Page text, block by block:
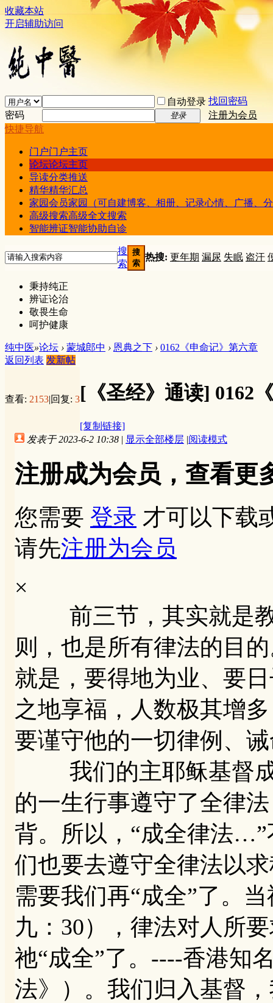
收藏本站
开启辅助访问
自动登录 找回密码
密码
登录
注册为会员
快捷导航
门户门户主页
论坛论坛主页
导读分类推送
精华精华汇总
家园会员家园（可自建博客、相册、记录心情、广播、
高级搜索高级全文搜索
智能辨证智能协助自诊
搜
索
搜
索
热搜: 更年期 漏尿 失眠 盗汗
秉持纯正
辨证论治
敬畏生命
呵护健康
纯中医»论坛 › 蒙城郎中 › 恩典之下 › 0162《申命记》第六章
返回列表 发新帖
查看: 2153|回复: 3[《圣经》通读] 0162
[复制链接]
发表于 2023-6-2 10:38 | 显示全部楼层 |阅读模式
注册成为会员，查看更
您需要 登录 才可以下载
请先注册为会员
×
前三节，其实就是教
则，也是所有律法的目
就是，要得地为业、要
之地享福，人数极其增
要谨守他的一切律例、
我们的主耶稣基督成
的一生行事遵守了全律
背。所以，“成全律法
们也要去遵守全律法以
需要我们再“成全”了。
九：30），律法对人所
祂“成全”了。----香港知
法》）。我们归入基督